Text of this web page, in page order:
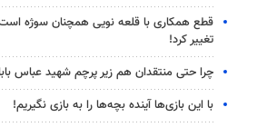
قطع همکاری با قلعه نویی همچنان سوژه
تغییر کرد!
چرا حتی منتقدان هم زیر پرچم شهید عباس
با این بازی‌ها آینده بچه‌ها را به بازی نگیریم!